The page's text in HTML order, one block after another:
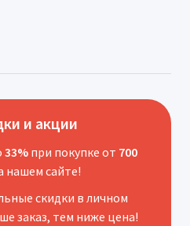
и акции
33%при покупке от 700
нашем сайте!
скидки в личном
заказ, тем ниже цена!